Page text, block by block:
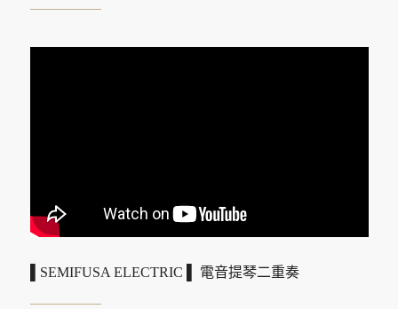
▌SEMIFUSA ELECTRIC ▌ 電音提琴二重奏